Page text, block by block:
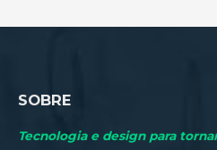
SOBRE
Tecnologia e design para